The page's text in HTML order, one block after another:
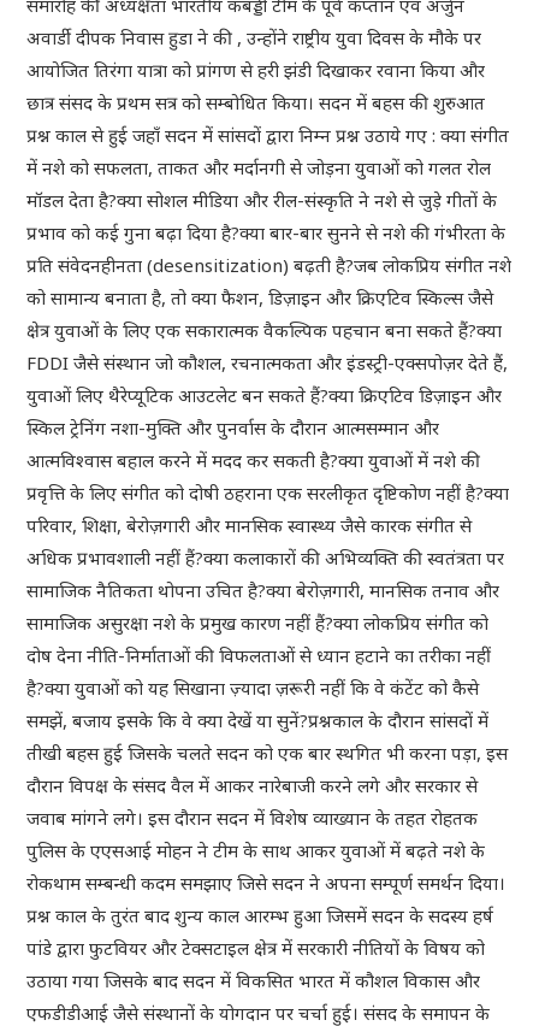
अवार्डी दीपक निवास हुडा ने की , उन्होंने राष्ट्रीय युवा दिवस के मौके पर
आयोजित तिरंगा यात्रा को प्रांगण से हरी झंडी दिखाकर रवाना किया और
छात्र संसद के प्रथम सत्र को सम्बोधित किया। सदन में बहस की शुरुआत
प्रश्न काल से हुई जहाँ सदन में सांसदों द्वारा निम्न प्रश्न उठाये गए : क्या संगीत
में नशे को सफलता, ताकत और मर्दानगी से जोड़ना युवाओं को गलत रोल
मॉडल देता है?क्या सोशल मीडिया और रील-संस्कृति ने नशे से जुड़े गीतों के
प्रभाव को कई गुना बढ़ा दिया है?क्या बार-बार सुनने से नशे की गंभीरता के
प्रति संवेदनहीनता (desensitization) बढ़ती है?जब लोकप्रिय संगीत नशे
को सामान्य बनाता है, तो क्या फैशन, डिज़ाइन और क्रिएटिव स्किल्स जैसे
क्षेत्र युवाओं के लिए एक सकारात्मक वैकल्पिक पहचान बना सकते हैं?क्या
FDDI जैसे संस्थान जो कौशल, रचनात्मकता और इंडस्ट्री-एक्सपोज़र देते हैं,
युवाओं लिए थैरेप्यूटिक आउटलेट बन सकते हैं?क्या क्रिएटिव डिज़ाइन और
स्किल ट्रेनिंग नशा-मुक्ति और पुनर्वास के दौरान आत्मसम्मान और
आत्मविश्वास बहाल करने में मदद कर सकती है?क्या युवाओं में नशे की
प्रवृत्ति के लिए संगीत को दोषी ठहराना एक सरलीकृत दृष्टिकोण नहीं है?क्या
परिवार, शिक्षा, बेरोज़गारी और मानसिक स्वास्थ्य जैसे कारक संगीत से
अधिक प्रभावशाली नहीं हैं?क्या कलाकारों की अभिव्यक्ति की स्वतंत्रता पर
सामाजिक नैतिकता थोपना उचित है?क्या बेरोज़गारी, मानसिक तनाव और
सामाजिक असुरक्षा नशे के प्रमुख कारण नहीं हैं?क्या लोकप्रिय संगीत को
दोष देना नीति-निर्माताओं की विफलताओं से ध्यान हटाने का तरीका नहीं
है?क्या युवाओं को यह सिखाना ज़्यादा ज़रूरी नहीं कि वे कंटेंट को कैसे
समझें, बजाय इसके कि वे क्या देखें या सुनें?प्रश्नकाल के दौरान सांसदों में
तीखी बहस हुई जिसके चलते सदन को एक बार स्थगित भी करना पड़ा, इस
दौरान विपक्ष के संसद वैल में आकर नारेबाजी करने लगे और सरकार से
जवाब मांगने लगे। इस दौरान सदन में विशेष व्याख्यान के तहत रोहतक
पुलिस के एएसआई मोहन ने टीम के साथ आकर युवाओं में बढ़ते नशे के
रोकथाम सम्बन्धी कदम समझाए जिसे सदन ने अपना सम्पूर्ण समर्थन दिया।
प्रश्न काल के तुरंत बाद शुन्य काल आरम्भ हुआ जिसमें सदन के सदस्य हर्ष
पांडे द्वारा फुटवियर और टेक्सटाइल क्षेत्र में सरकारी नीतियों के विषय को
उठाया गया जिसके बाद सदन में विकसित भारत में कौशल विकास और
एफडीडीआई जैसे संस्थानों के योगदान पर चर्चा हुई। संसद के समापन के